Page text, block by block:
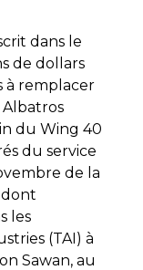
dans le
de dollars
à remplacer
Albatros
du Wing 40
du service
de la
dont
les
(TAI) à
Sawan, au